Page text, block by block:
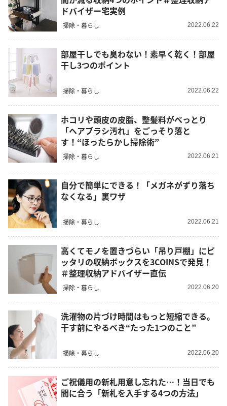
ドバイザー宅実例
掃除・暮らし 2022.06.22
部屋干しでも臭わない！素早く乾く！部屋
干し3つのポイント
掃除・暮らし 2022.06.22
ホコリや頭皮の皮脂、整髪料がべっとり
「ヘアブラシ汚れ」をごっそり落と
す！“ほったらかし掃除術”
掃除・暮らし 2022.06.21
自分で簡単にできる！「メガネがずり落ち
なくなる」裏ワザ
掃除・暮らし 2022.06.21
高くてモノを置きづらい「吊り戸棚」にピ
ッタリの収納ボックスを3COINSで発見！
＃整理収納アドバイザー直伝
掃除・暮らし 2022.06.20
洗濯物の片づけ時間はもっと短縮できる。
干す前にやるべき“たった1つのこと”
掃除・暮らし 2022.06.20
ご祝儀用の新札用意し忘れた…！当日でも
間に合う「新札を入手する4つの方法」